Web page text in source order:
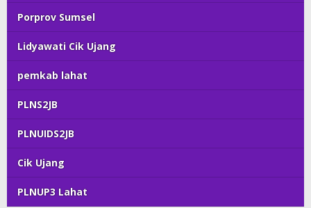
Porprov Sumsel
Lidyawati Cik Ujang
pemkab lahat
PLNS2JB
PLNUIDS2JB
Cik Ujang
PLNUP3 Lahat